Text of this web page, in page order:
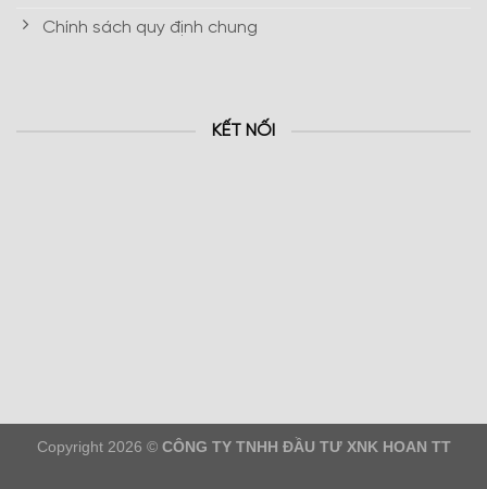
Chính sách quy định chung
KẾT NỐI
Copyright 2026 © CÔNG TY TNHH ĐẦU TƯ XNK HOAN TT